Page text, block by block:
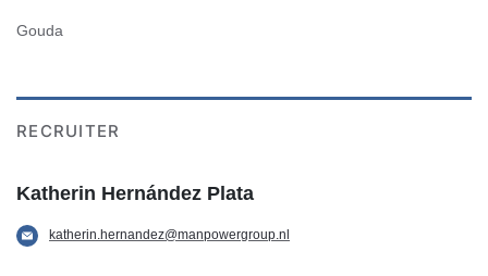
Gouda
RECRUITER
Katherin Hernández Plata
katherin.hernandez@manpowergroup.nl